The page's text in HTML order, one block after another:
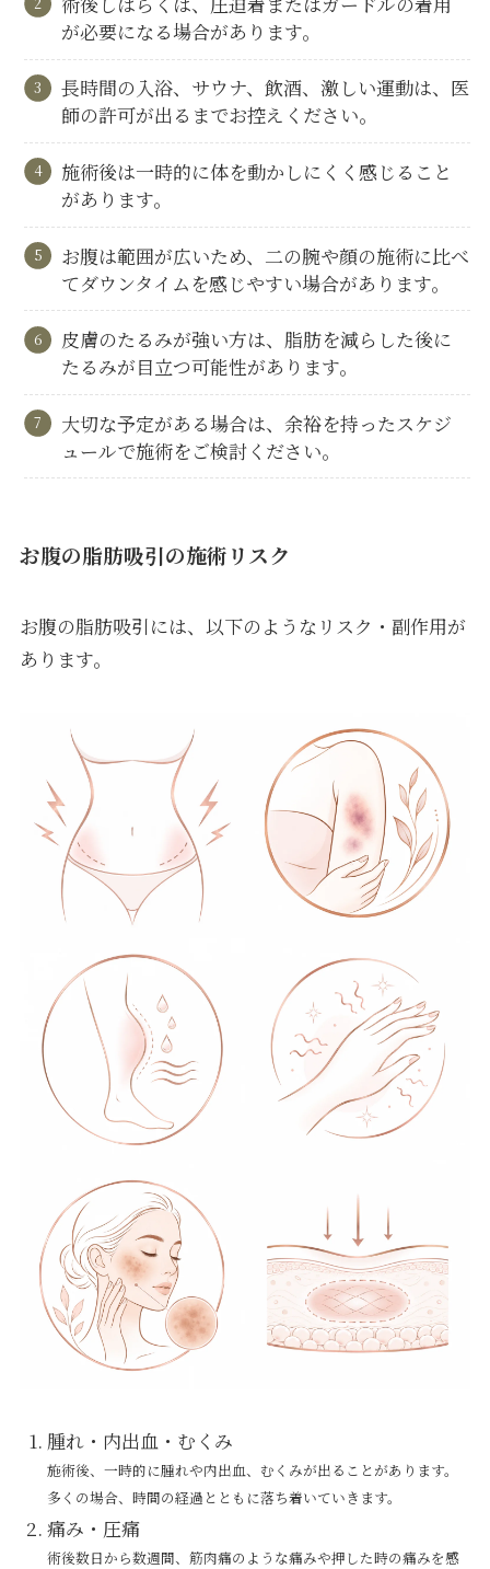
が必要になる場合があります。
長時間の入浴、サウナ、飲酒、激しい運動は、医
師の許可が出るまでお控えください。
施術後は一時的に体を動かしにくく感じること
があります。
お腹は範囲が広いため、二の腕や顔の施術に比べ
てダウンタイムを感じやすい場合があります。
皮膚のたるみが強い方は、脂肪を減らした後に
たるみが目立つ可能性があります。
大切な予定がある場合は、余裕を持ったスケジ
ュールで施術をご検討ください。
お腹の脂肪吸引の施術リスク
お腹の脂肪吸引には、以下のようなリスク・副作用が
あります。
腫れ・内出血・むくみ
施術後、一時的に腫れや内出血、むくみが出ることがあります。
多くの場合、時間の経過とともに落ち着いていきます。
痛み・圧痛
術後数日から数週間、筋肉痛のような痛みや押した時の痛みを感